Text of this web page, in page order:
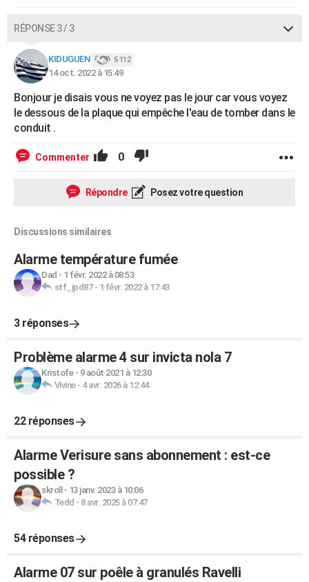
RÉPONSE 3 / 3
KIDUGUEN 5 112
14 oct. 2022 à 15:49
Bonjour je disais vous ne voyez pas le jour car vous voyez
le dessous de la plaque qui empêche l'eau de tomber dans le
conduit .
Commenter 0
Répondre Posez votre question
Discussions similaires
Alarme température fumée
Dad - 1 févr. 2022 à 08:53
stf_jpd87- 1 févr. 2022 à 17:43
3 réponses
Problème alarme 4 sur invicta nola 7
Kristofe- 9 août 2021 à 12:30
Vivine- 4 avr. 2026 à 12:44
22 réponses
Alarme Verisure sans abonnement : est-ce
possible ?
skroll - 13 janv. 2023 à 10:06
Tedd - 8 avr. 2025 à 07:47
54 réponses
Alarme 07 sur poêle à granulés Ravelli